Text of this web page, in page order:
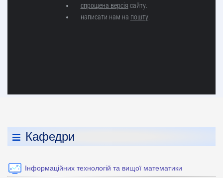
Кафедри
Інформаційних технологій та вищої математики